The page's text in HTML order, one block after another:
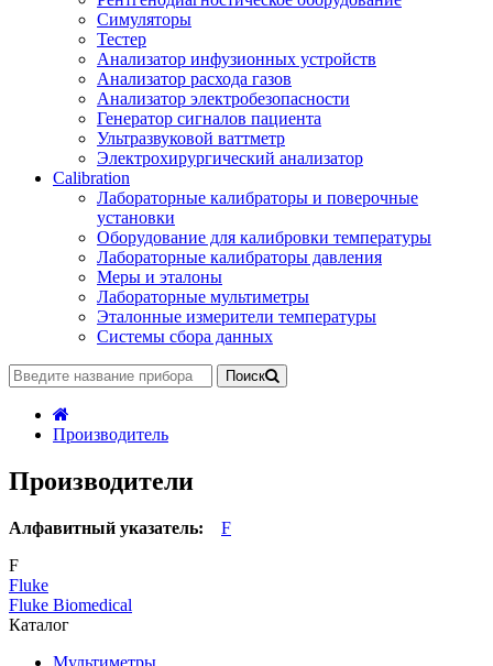
Симуляторы
Тестер
Анализатор инфузионных устройств
Анализатор расхода газов
Анализатор электробезопасности
Генератор сигналов пациента
Ультразвуковой ваттметр
Электрохирургический анализатор
Calibration
Лабораторные калибраторы и поверочные
установки
Оборудование для калибровки температуры
Лабораторные калибраторы давления
Меры и эталоны
Лабораторные мультиметры
Эталонные измерители температуры
Системы сбора данных
Поиск
Производитель
Производители
Алфавитный указатель:
F
F
Fluke
Fluke Biomedical
Каталог
Мультиметры